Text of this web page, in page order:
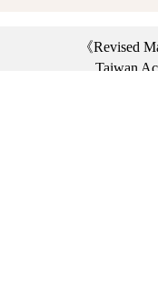
《Revised
Taiwan